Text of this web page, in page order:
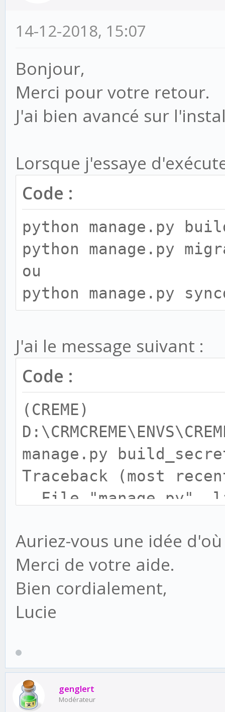
14-12-2018, 15:07
Bonjour,
Merci pour votre retour.
J'ai bien avancé sur
Lorsque j'essaye
Code :
python manage.py
python manage.py
ou
python manage.py
J'ai le message suivant :
Code :
(CREME)
manage.py
Traceback (most
File "manage.py",
File
line 364, in
utility.execute()
line 338, in execute
django.setup()
Auriez-vous une idée
Merci de votre aide.
Bien cordialement,
Lucie
genglert
Modérateur